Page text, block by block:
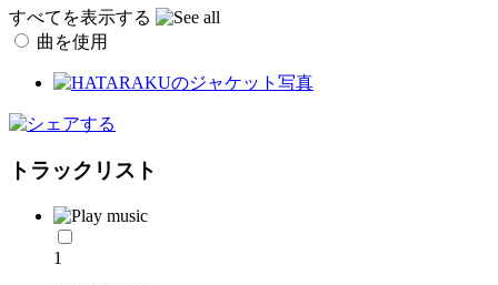
すべてを表示する
曲を使用
トラックリスト
1